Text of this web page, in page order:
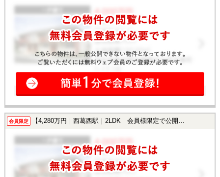
会員限定 【4,280万円｜西葛西駅｜2LDK｜会員様限定で公開中！】